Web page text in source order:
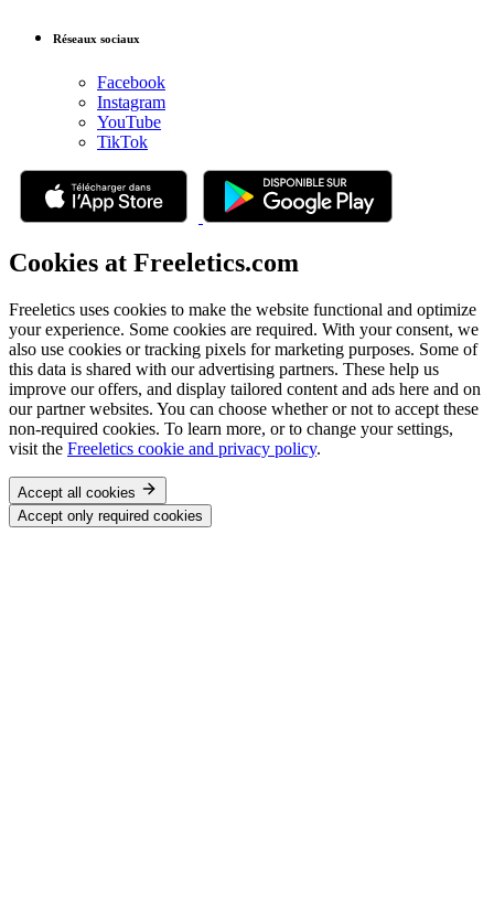
Réseaux sociaux
Facebook
Instagram
YouTube
TikTok
Cookies at Freeletics.com
Freeletics uses cookies to make the website functional and optimize
your experience. Some cookies are required. With your consent, we
also use cookies or tracking pixels for marketing purposes. Some of
this data is shared with our advertising partners. These help us
improve our offers, and display tailored content and ads here and on
our partner websites. You can choose whether or not to accept these
non-required cookies. To learn more, or to change your settings,
visit the Freeletics cookie and privacy policy.
Accept all cookies
Accept only required cookies